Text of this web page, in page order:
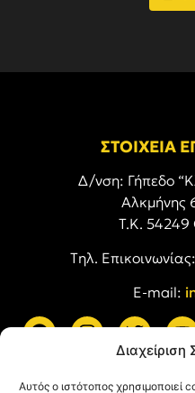
Αυτός ο ιστότοπος χρησιμοποιεί
ΣΤΟΙΧΕΙΑ
Δ/νση: Γήπεδο
Αλκμήνης
Τ.Κ. 54249
Tηλ. Επικοινωνίας:
E-mail: